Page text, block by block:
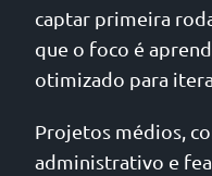
captar primeira
que o foco é
otimizado para
Projetos médios,
administrativo e